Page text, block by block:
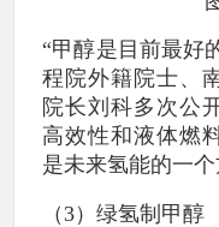
“甲醇是目前最好
程院外籍院士、
院长刘科多次公
高效性和液体燃
是未来氢能的一个
（3）绿氢制甲醇